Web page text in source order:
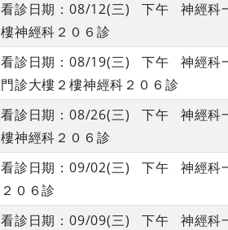
看診日期：08/12(三) 下午 神經科
樓神經科２０６診
看診日期：08/19(三) 下午 神經科
門診大樓２樓神經科２０６診
看診日期：08/26(三) 下午 神經科
樓神經科２０６診
看診日期：09/02(三) 下午 神經科
２０６診
看診日期：09/09(三) 下午 神經科